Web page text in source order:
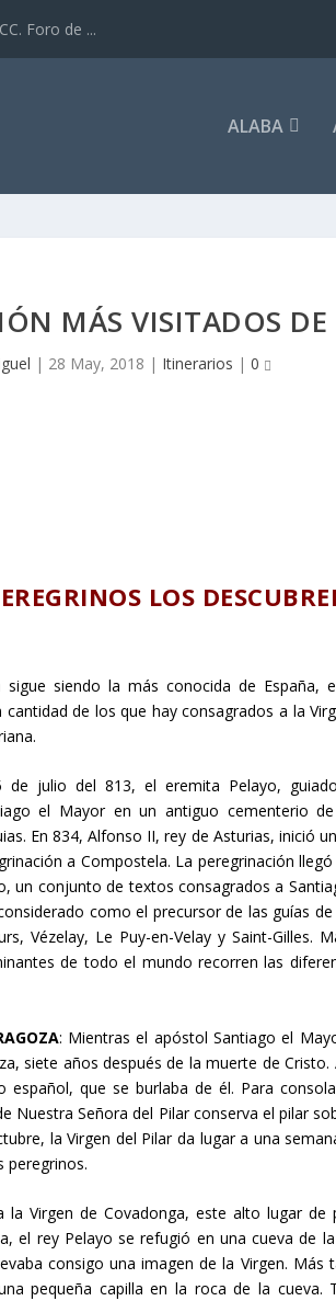
Foro de ...
ALABA
MÁS VISITADOS DE
| 28 May, 2018 | Itinerarios | 0
LOS
siendo la más conocida de España,
de los que hay consagrados a la
de julio del 813, el eremita Pelayo,
el Mayor en un antiguo cementerio
En 834, Alfonso II, rey de Asturias, inició
a Compostela. La peregrinación
un conjunto de textos consagrados a
como el precursor de las guías
Vézelay, Le Puy-en-Velay y Saint-Gilles.
de todo el mundo recorren las
: Mientras el apóstol Santiago el
siete años después de la muerte de Cristo.
que se burlaba de él. Para
Nuestra Señora del Pilar conserva el pilar
la Virgen del Pilar da lugar a una
peregrinos.
la Virgen de Covadonga, este alto lugar de
el rey Pelayo se refugió en una cueva de
consigo una imagen de la Virgen. Más
pequeña capilla en la roca de la cueva.